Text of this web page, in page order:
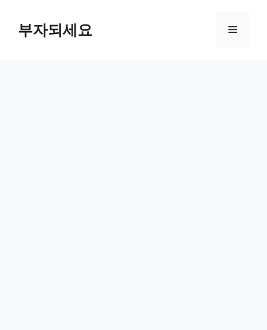
부자되세요 메